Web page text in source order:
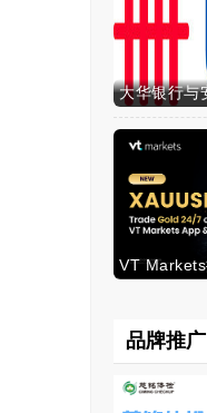
品牌推广